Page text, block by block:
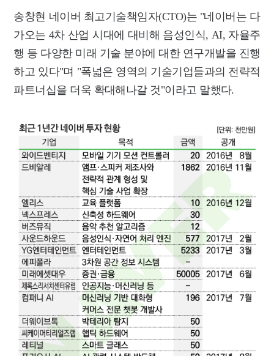
송창현 네이버 최고기술책임자(CTO)는 "네이버는 다
가오는 4차 산업 시대에 대비해 음성인식, AI, 자율주
행 등 다양한 미래 기술 분야에 대한 연구개발을 진행
하고 있다"며 "폭넓은 영역의 기술기업들과의 전략적
파트너십을 더욱 확대해나갈 것"이라고 말했다.